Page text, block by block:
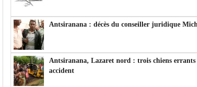
Antsiranana : décès du conseiller juridique
Antsiranana, Lazaret nord : trois chiens errants
accident